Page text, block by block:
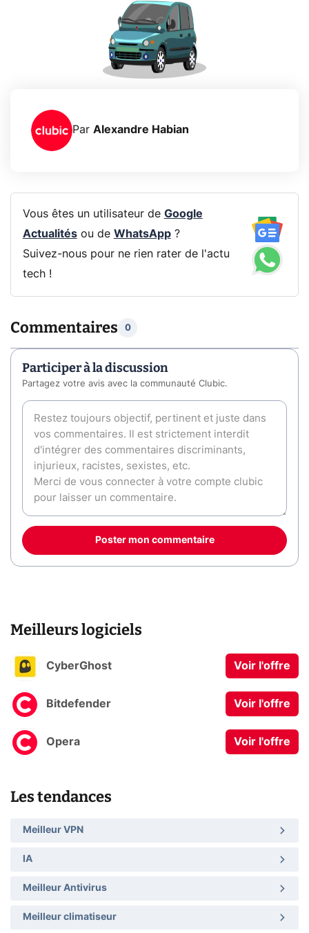
Par Alexandre Habian
Vous êtes un utilisateur de Google
Actualitésou de WhatsApp?
Suivez-nous pour ne rien rater de l'actu
tech !
Commentaires 0
Participer à la discussion
Partagez votre avis avec la communauté Clubic.
Poster mon commentaire
Meilleurs logiciels
CyberGhost Voir l'offre
Bitdefender Voir l'offre
Opera Voir l'offre
Les tendances
Meilleur VPN
IA
Meilleur Antivirus
Meilleur climatiseur